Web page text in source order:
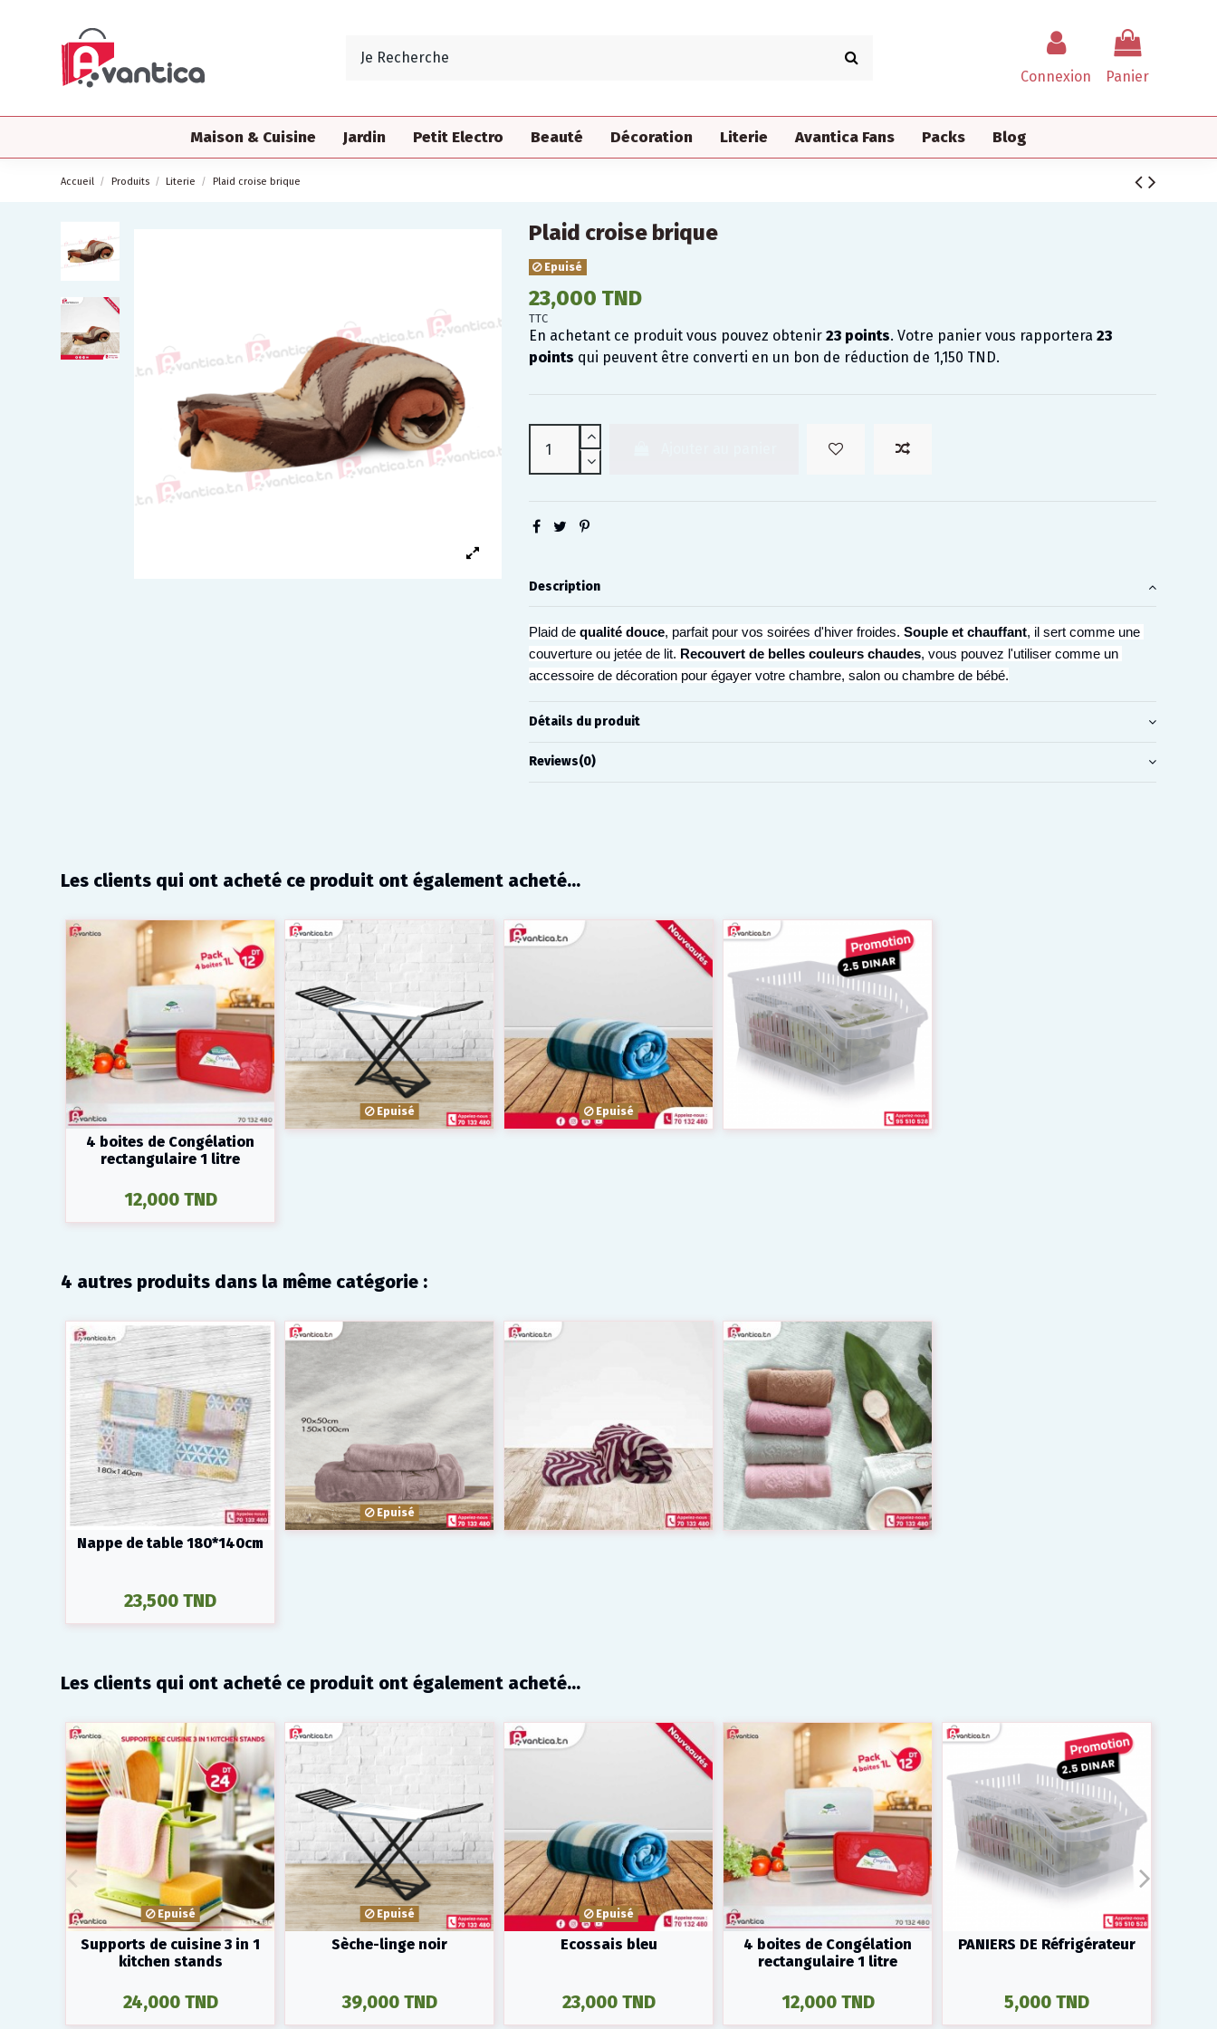
Connexion Panier
Maison & Cuisine Jardin Petit Electro Beauté Décoration Literie Avantica Fans Packs Blog
Accueil Produits Literie Plaid croise brique
Plaid croise brique
Epuisé
23,000 TND
TTC
En achetant ce produit vous pouvez obtenir 23points. Votre panier vous rapportera 23
points qui peuvent être converti en un bon de réduction de 1,150 TND.
Description
Plaid de qualité douce, parfait pour vos soirées d'hiver froides. Souple et chauffant, il sert comme une
couverture ou jetée de lit. Recouvert de belles couleurs chaudes, vous pouvez l'utiliser comme un
accessoire de décoration pour égayer votre chambre, salon ou chambre de bébé.
Détails du produit
Reviews(0)
Les clients qui ont acheté ce produit ont également acheté...
4 boites de Congélation
rectangulaire 1 litre
12,000 TND
Epuisé Epuisé
4 autres produits dans la même catégorie :
Nappe de table 180*140cm
23,500 TND
Epuisé
Les clients qui ont acheté ce produit ont également acheté...
Epuisé
Supports de cuisine 3 in 1
kitchen stands
24,000 TND
Epuisé
Sèche-linge noir
39,000 TND
Epuisé
Ecossais bleu
23,000 TND
4 boites de Congélation
rectangulaire 1 litre
12,000 TND
PANIERS DE Réfrigérateur
5,000 TND